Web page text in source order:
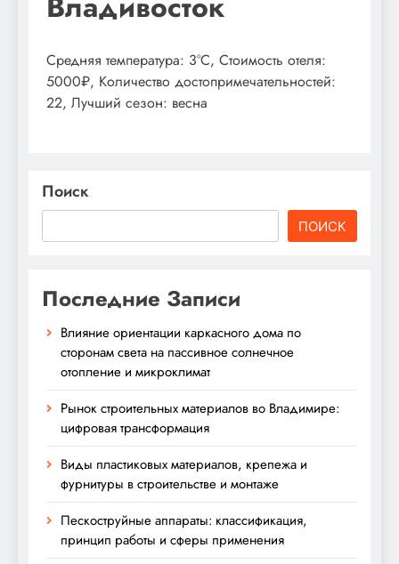
Средняя температура: 3°C, Стоимость отеля:
5000₽, Количество достопримечательностей:
22, Лучший сезон: весна
Поиск
ПОИСК
Последние Записи
Влияние ориентации каркасного дома по
сторонам света на пассивное солнечное
отопление и микроклимат
Рынок строительных материалов во Владимире:
цифровая трансформация
Виды пластиковых материалов, крепежа и
фурнитуры в строительстве и монтаже
Пескоструйные аппараты: классификация,
принцип работы и сферы применения